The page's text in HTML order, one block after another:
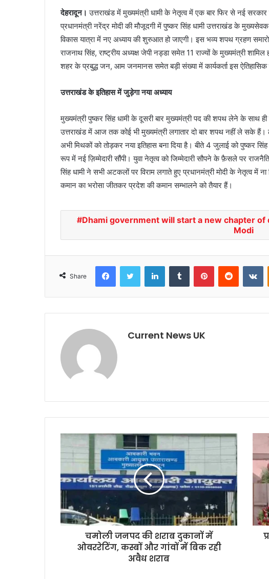
देहरादून। उत्तराखंड में मुख्यमंत्री धामी के नेतृत्व में एक बार फिर से नई सरकार
प्रधानमंत्री नरेंद्र मोदी की मौजूदगी में पुष्कर सिंह धामी उत्तराखंड के
विकास यात्रा में नए अध्याय की शुरुआत हो जाएगी। इस भव्य शपथ ग्रहण
राजनाथ सिंह, राष्ट्रीय अध्यक्ष जेपी नड्डा समेत 11 राज्यों के मुख्यमंत्री
शहर के प्रबुद्ध जन, आम जनमानस समेत बड़ी संख्या में कार्यकर्ता इस
उत्तराखंड के इतिहास में जुड़ेगा नया अध्याय
मुख्यमंत्री पुष्कर सिंह धामी के दूसरी बार मुख्यमंत्री पद की शपथ लेने के साथ
उत्तराखंड में आज तक कोई भी मुख्यमंत्री लगातार दो बार शपथ नहीं ले सके
अभी मिथकों को तोड़कर नया इतिहास बना दिया है। बीते 4 जुलाई को पुष्कर
रूप में नई ज़िम्मेदारी सौंपी। युवा नेतृत्व को जिम्मेदारी सौपने के फ़ैसले पर
सिंह धामी ने सभी अटकलों पर विराम लगाते हुए प्रधानमंत्री मोदी के नेतृत्व में ना
कमान का भरोसा जीतकर प्रदेश की कमान सम्भालने को तैयार हैं।
Dhami government will start a new chapter
Modi
Share
Current News UK
चमोली जनपद की शराब दुकानों में
ओवररेटिंग, कस्बों और गांवों में बिक रही
अवैध शराब